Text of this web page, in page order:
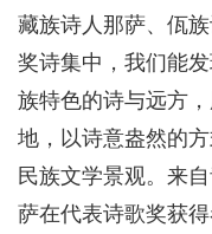
藏族诗人那萨、佤
奖诗集中，我们能
族特色的诗与远方
地，以诗意盎然的
民族文学景观。来
萨在代表诗歌奖获